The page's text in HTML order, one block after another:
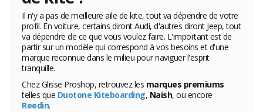
Il n'y a pas de meilleure aile de kite, tout va dépendre de votre
profil. En voiture, certains diront Audi, d'autres diront Jeep, tout
va dépendre de ce que vous voulez faire. L'important est de
partir sur un modèle qui correspond à vos besoins et d'une
marque reconnue dans le milieu pour naviguer l'esprit
tranquille.
Chez Glisse Proshop, retrouvez les marques premiums
telles que Duotone Kiteboarding, Naish, ou encore
Reedin.